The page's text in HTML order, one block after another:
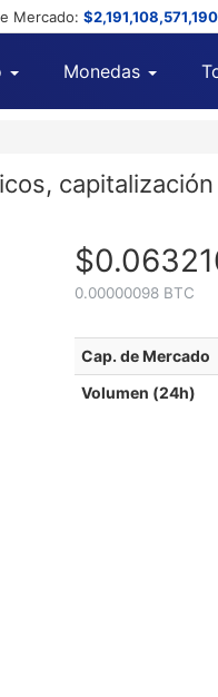
Mercado: $2,191,108,571,190
Monedas
0.00000098 BTC
Cap. de Mercado
Volumen (24h)